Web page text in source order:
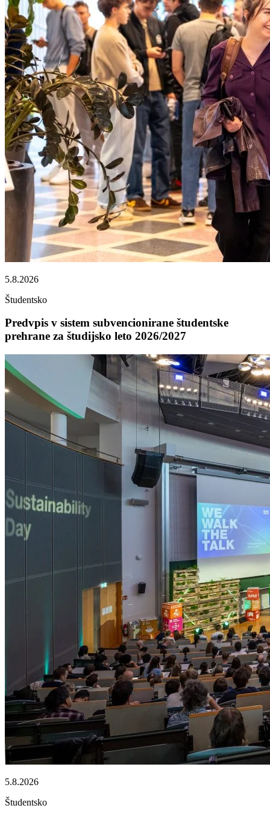
5.8.2026
Študentsko
Predvpis v sistem subvencionirane študentske
prehrane za študijsko leto 2026/2027
5.8.2026
Študentsko